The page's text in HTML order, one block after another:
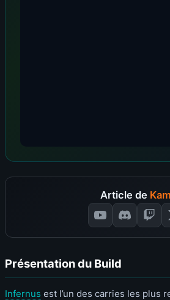
Article de
Présentation du Build
Infernus est l’un des carries les plus